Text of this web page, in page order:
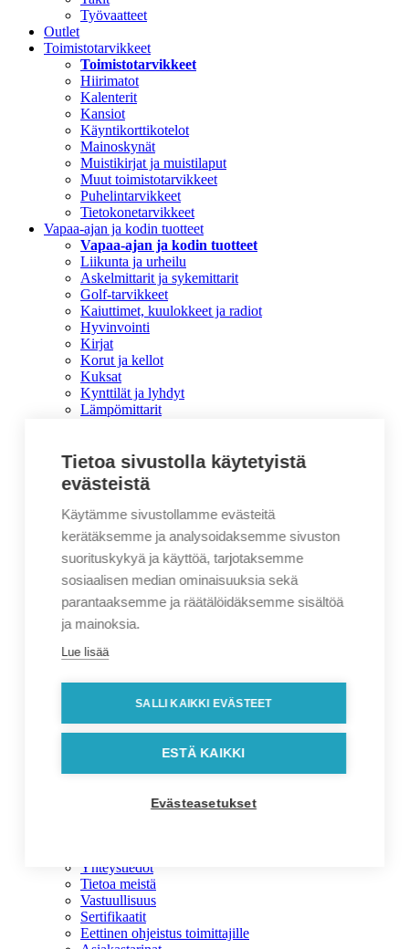
Työvaatteet
Outlet
Toimistotarvikkeet
Toimistotarvikkeet
Hiirimatot
Kalenterit
Kansiot
Käyntikorttikotelot
Mainoskynät
Muistikirjat ja muistilaput
Muut toimistotarvikkeet
Puhelintarvikkeet
Tietokonetarvikkeet
Vapaa-ajan ja kodin tuotteet
Vapaa-ajan ja kodin tuotteet
Liikunta ja urheilu
Askelmittarit ja sykemittarit
Golf-tarvikkeet
Kaiuttimet, kuulokkeet ja radiot
Hyvinvointi
Kirjat
Korut ja kellot
Kuksat
Kynttilät ja lyhdyt
Lämpömittarit
Pelit ja lelut
Piknik-korit ja kylmälaukut
Puutarha
Pyyhkeet, kylpytakit ja kylpytossut
Retkeilytarvikkeet
Riippumatot ja alustat
Sateenvarjot
Saunatarvikkeet
Sisustustuotteet
Taskulamput ja otsalamput
Taskumatit ja termokset
Työkalut
Liikelahjavalikoima
Kuvastot
Yhteystiedot
Tietoa meistä
Vastuullisuus
Sertifikaatit
Eettinen ohjeistus toimittajille
Tietoa sivustolla käytetyistä
evästeistä
Käytämme sivustollamme evästeitä
kerätäksemme ja analysoidaksemme sivuston
suorituskykyä ja käyttöä, tarjotaksemme
sosiaalisen median ominaisuuksia sekä
parantaaksemme ja räätälöidäksemme sisältöä
ja mainoksia.
Lue lisää
SALLI KAIKKI EVÄSTEET
ESTÄ KAIKKI
Evästeasetukset